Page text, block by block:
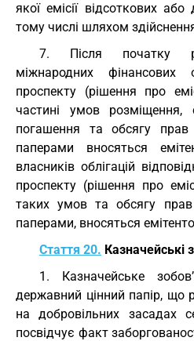
якої емісії відсоткових або
тому числі шляхом
7. Після початку
міжнародних фінансових
проспекту (рішення про
частині умов розміщення,
погашення та обсягу прав
паперами вносяться
власників облігацій
проспекту (рішення про
таких умов та обсягу
паперами, вносяться
Стаття 20. Казначейські
1. Казначейське
державний цінний папір, що
на добровільних засадах
посвідчує факт